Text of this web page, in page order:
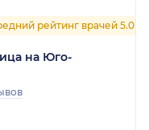
рейтинг врачей 5.0
на Юго-